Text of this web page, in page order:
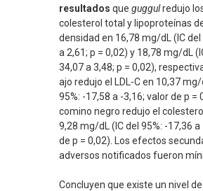
resultados que guggulredujo
colesterol total y lipoproteínas
densidad en 16,78 mg/dL (IC del
a 2,61; p = 0,02) y 18,78 mg/dL
34,07 a 3,48; p = 0,02),
ajo redujo el LDL-C en 10,37 mg/
95%: -17,58 a -3,16; valor de p =
comino negro redujo el
9,28 mg/dL (IC del 95%: -17,36 a
de p = 0,02). Los efectos
adversos notificados fueron
Concluyen que existe un nivel